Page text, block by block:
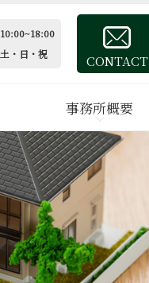
10:00~18:00
土・日・祝 CONTACT
事務所概要